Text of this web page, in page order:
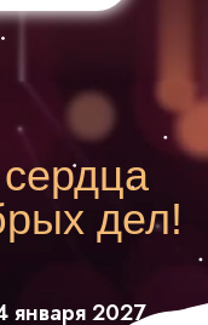
дел!
января 2027